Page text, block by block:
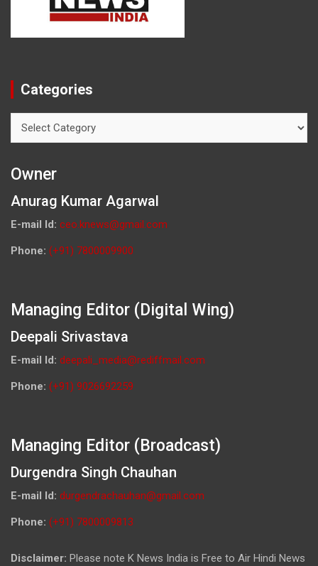
Categories
Owner
Anurag Kumar Agarwal
E-mail Id: ceo.knews@gmail.com
Phone: (+91) 7800009900
Managing Editor (Digital Wing)
Deepali Srivastava
E-mail Id: deepali_media@rediffmail.com
Phone: (+91) 9026692259
Managing Editor (Broadcast)
Durgendra Singh Chauhan
E-mail Id: durgendrachauhan@gmail.com
Phone: (+91) 7800009813
Disclaimer: Please note K News India is Free to Air Hindi News